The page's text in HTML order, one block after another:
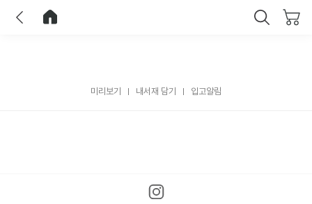
미리보기 내서재 담기 입고알림